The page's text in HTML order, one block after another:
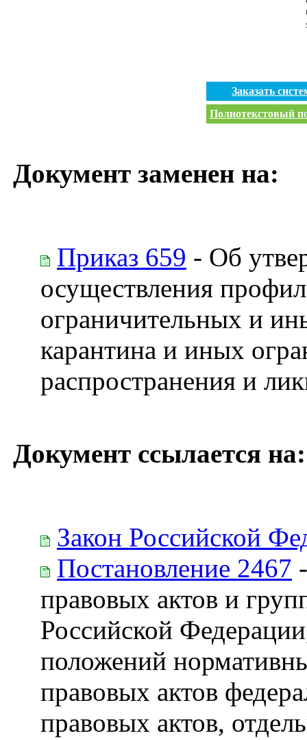
Заказать
Полнотекстовый
Документ заменен на:
Приказ 659 - Об
осуществления
ограничительных и
карантина и иных
распространения и
Документ ссылается на:
Закон Российской
Постановление 2467
правовых актов и
Российской
положений
правовых актов
правовых актов,